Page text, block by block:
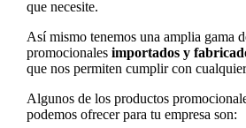
que necesite.
Así mismo tenemos una amplia gama
promocionales importados y
que nos permiten cumplir con
Algunos de los productos
podemos ofrecer para tu empresa son: